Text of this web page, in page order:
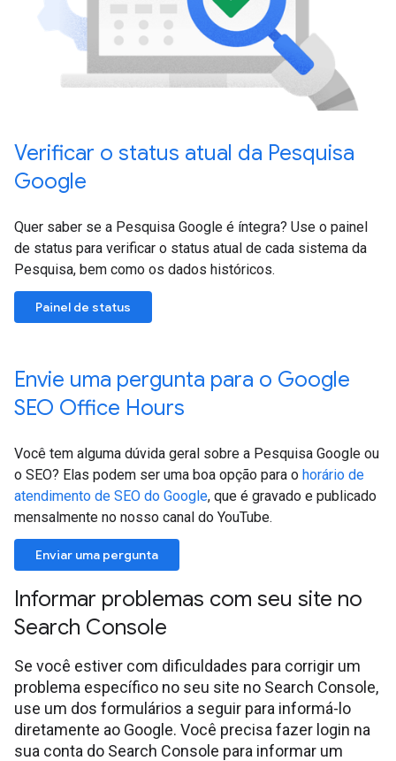
Verificar o status atual da Pesquisa
Google
Quer saber se a Pesquisa Google é íntegra? Use o painel
de status para verificar o status atual de cada sistema da
Pesquisa, bem como os dados históricos.
Painel de status
Envie uma pergunta para o Google
SEO Office Hours
Você tem alguma dúvida geral sobre a Pesquisa Google ou
o SEO? Elas podem ser uma boa opção para o horário de
atendimento de SEO do Google, que é gravado e publicado
mensalmente no nosso canal do YouTube.
Enviar uma pergunta
Informar problemas com seu site no
Search Console
Se você estiver com dificuldades para corrigir um
problema específico no seu site no Search Console,
use um dos formulários a seguir para informá-lo
diretamente ao Google. Você precisa fazer login na
sua conta do Search Console para informar um